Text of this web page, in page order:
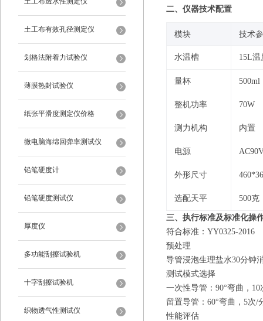
土工布有效孔径测定仪
划格法附着力试验仪
薄膜热封试验仪
纸张平滑度测定仪价格
微电脑海绵回弹率测试仪
铅笔硬度计
铅笔硬度测试仪
厚度仪
多功能刮擦试验机
十字刮擦试验机
织物透气性测试仪
二、仪器技术配置
‌模块‌ 技术
水温槽 15L温
量杯 500ml
整机功率 70W
测力机构 内置
电源
外形尺寸
选配天平 500克
三、执行标准及标准化操
符合标准： YY0325-2016
‌预处理‌
导管浸泡生理盐水30分钟
‌测试模式选择‌
一次性导管‌：90°弯曲，
留置导管‌：60°弯曲，5次/
‌性能评估‌